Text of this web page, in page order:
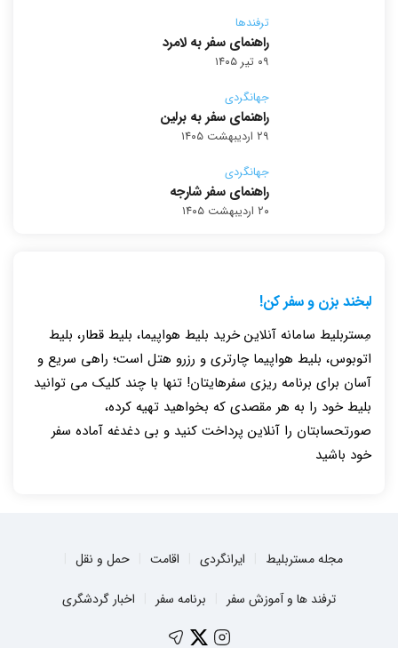
ترفندها
راهنمای سفر به لامرد
۰۹ تیر ۱۴۰۵
جهانگردی
راهنمای سفر به برلین
۲۹ اردیبهشت ۱۴۰۵
جهانگردی
راهنمای سفر شارجه
۲۰ اردیبهشت ۱۴۰۵
لبخند بزن و سفر کن!
مِستربلیط سامانه آنلاین خرید بلیط هواپیما، بلیط قطار، بلیط
اتوبوس، بلیط هواپیما چارتری و رزرو هتل است؛ راهی سریع و
آسان برای برنامه ریزی سفرهایتان! تنها با چند کلیک می توانید
بلیط خود را به هر مقصدی که بخواهید تهیه کرده،
صورتحسابتان را آنلاین پرداخت کنید و بی دغدغه آماده سفر
خود باشید
مجله مستربلیط ایرانگردی اقامت حمل و نقل
ترفند ها و آموزش سفر برنامه سفر اخبار گردشگری